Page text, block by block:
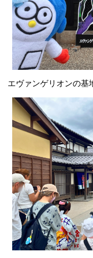
エヴァンゲリオンの
映画村の中を散策し
もはじまりました！